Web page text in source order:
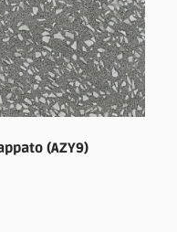
(AZY9)